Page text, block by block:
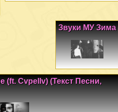
Звуки МУ Зима
Cvpellv) (Текст Песни,